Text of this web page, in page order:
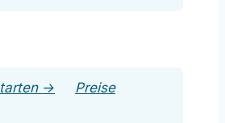
→
Preise